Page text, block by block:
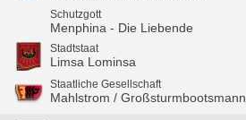
Schutzgott
Menphina - Die Liebende
Stadtstaat
Limsa Lominsa
Staatliche Gesellschaft
Mahlstrom / Großsturmbootsmann